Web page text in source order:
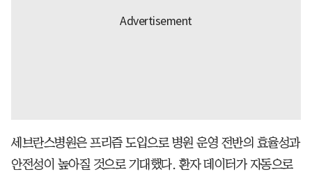
세브란스병원은 프리즘 도입으로 병원 운영 전반의 효율성과
안전성이 높아질 것으로 기대했다. 환자 데이터가 자동으로